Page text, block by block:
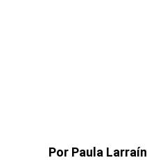
Por Paula Larraín